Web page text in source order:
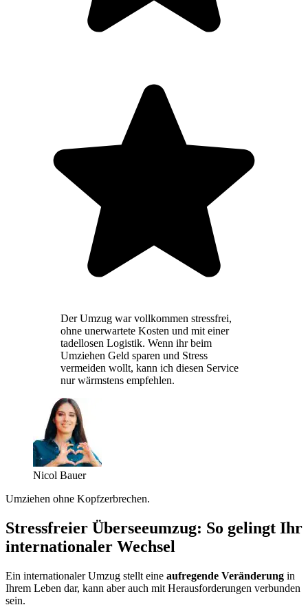
Der Umzug war vollkommen stressfrei,
ohne unerwartete Kosten und mit einer
tadellosen Logistik. Wenn ihr beim
Umziehen Geld sparen und Stress
vermeiden wollt, kann ich diesen Service
nur wärmstens empfehlen.
Nicol Bauer
Umziehen ohne Kopfzerbrechen.
Stressfreier Überseeumzug: So gelingt Ihr
internationaler Wechsel
Ein internationaler Umzug stellt eine aufregende Veränderung in
Ihrem Leben dar, kann aber auch mit Herausforderungen verbunden
sein.